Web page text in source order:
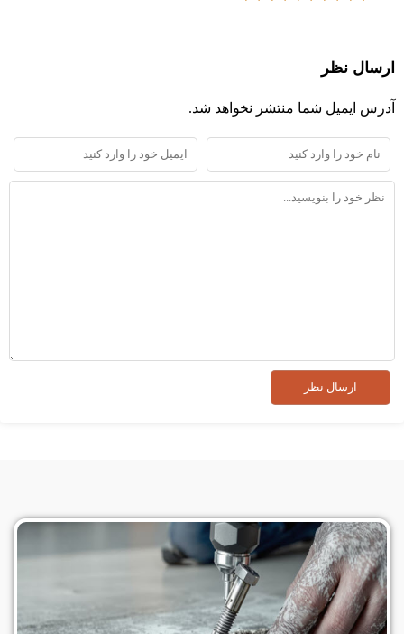
ارسال نظر
آدرس ایمیل شما منتشر نخواهد شد.